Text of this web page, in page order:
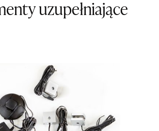
78-600
uzupełniające